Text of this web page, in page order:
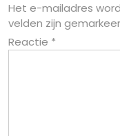
Het e-mailadres
velden zijn
Reactie *